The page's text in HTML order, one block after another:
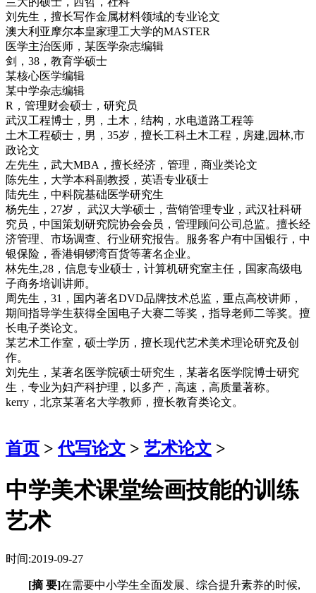
刘先生，擅长写作金属材料领域的专业论文
澳大利亚摩尔本皇家理工大学的MASTER
医学主治医师，某医学杂志编辑
剑，38，教育学硕士
某核心医学编辑
某中学杂志编辑
R，管理财会硕士，研究员
武汉工程博士，男，土木，结构，水电道路工程等
土木工程硕士，男，35岁，擅长工科土木工程，房建,园林,市
政论文
左先生，武大MBA，擅长经济，管理，商业类论文
陈先生，大学本科副教授，英语专业硕士
陆先生，中科院基础医学研究生
杨先生，27岁， 武汉大学硕士，营销管理专业，武汉社科研
究员，中国策划研究院协会会员，管理顾问公司总监。擅长经
济管理、市场调查、行业研究报告。服务客户有中国银行，中
银保险，香港铜锣湾百货等著名企业。
林先生,28，信息专业硕士，计算机研究室主任，国家高级电
子商务培训讲师。
周先生，31，国内著名DVD品牌技术总监，重点高校讲师，
期间指导学生获得全国电子大赛二等奖，指导老师二等奖。擅
长电子类论文。
某艺术工作室，硕士学历，擅长现代艺术美术理论研究及创
作。
刘先生，某著名医学院硕士研究生，某著名医学院博士研究
生，专业为妇产科护理，以多产，高速，高质量著称。
kerry，北京某著名大学教师，擅长教育类论文。
首页 >代写论文 > 艺术论文 >
中学美术课堂绘画技能的训练
艺术
时间:2019-09-27
[摘 要]在需要中小学生全面发展、综合提升素养的时候,